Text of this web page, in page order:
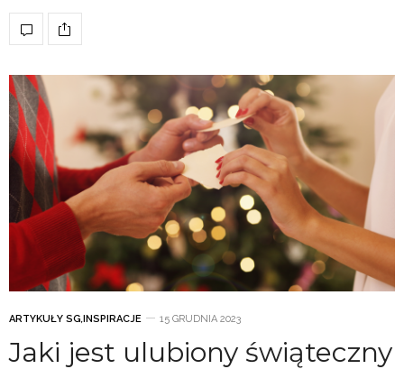
ARTYKUŁY SG, INSPIRACJE 15 GRUDNIA 2023
Jaki jest ulubiony świąteczny